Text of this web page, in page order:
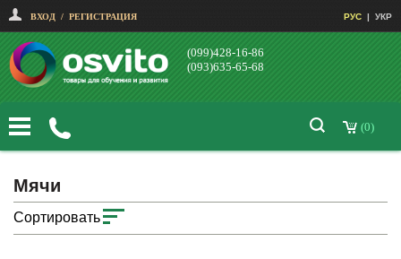
ВХОД / РЕГИСТРАЦИЯ РУС | УКР
(099)428-16-86
(093)635-65-68
(0)
Мячи
Сортировать